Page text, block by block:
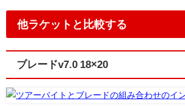
他ラケットと比較する
ブレードv7.0 18×20